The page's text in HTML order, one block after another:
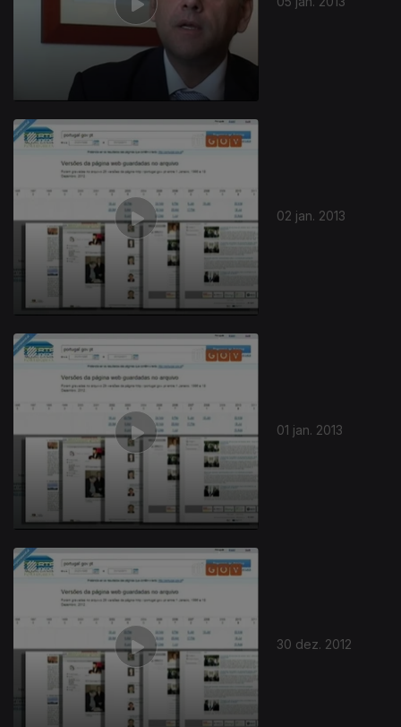
02 jan. 2013
01 jan. 2013
30 dez. 2012
103577